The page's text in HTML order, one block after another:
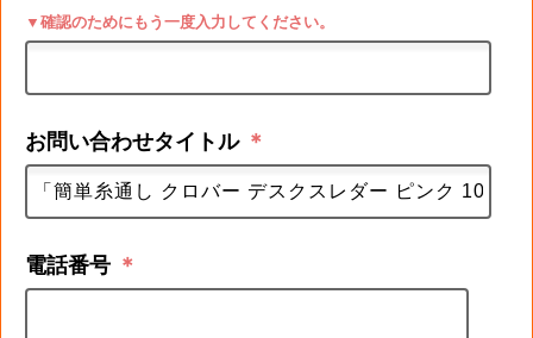
▼確認のためにもう一度入力してください。
お問い合わせタイトル ＊
電話番号 ＊